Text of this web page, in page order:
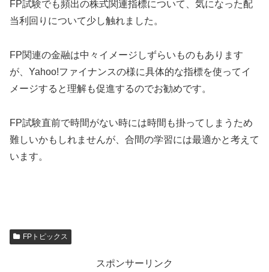
FP試験でも頻出の株式関連指標について、気になった配
当利回りについて少し触れました。
FP関連の金融は中々イメージしずらいものもあります
が、Yahoo!ファイナンスの様に具体的な指標を使ってイ
メージすると理解も促進するのでお勧めです。
FP試験直前で時間がない時には時間も掛ってしまうため
難しいかもしれませんが、合間の学習には最適かと考えて
います。
FPトピックス
スポンサーリンク